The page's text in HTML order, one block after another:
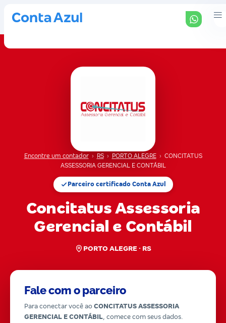
Encontre um contador › RS › PORTO ALEGRE › CONCITATUS
ASSESSORIA GERENCIAL E CONTÁBIL
Parceiro certificado Conta Azul
Concitatus Assessoria
Gerencial e Contábil
PORTO ALEGRE · RS
Fale com o parceiro
Para conectar você ao CONCITATUS ASSESSORIA
GERENCIAL E CONTÁBIL, comece com seus dados.